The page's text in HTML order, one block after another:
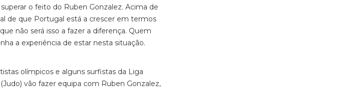
o feito do Ruben Gonzalez. Acima de
de que Portugal está a crescer em termos
não será isso a fazer a diferença. Quem
a experiência de estar nesta situação.
olímpicos e alguns surfistas da Liga
vão fazer equipa com Ruben Gonzalez,